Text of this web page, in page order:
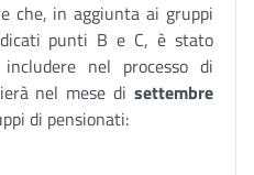
che, in aggiunta ai gruppi
punti B e C, è stato
nel processo di
nel mese di settembre
di pensionati: